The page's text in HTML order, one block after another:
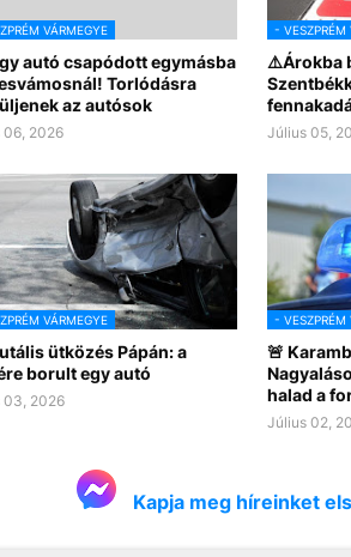
VÁRMEGYE
autó csapódott egymásba
Torlódásra
az autósok
06, 2026
- VESZPRÉM
⚠️Árokba
Július 05,
VÁRMEGYE
ütközés Pápán: a
borult egy autó
03, 2026
- VESZPRÉM
🚨
halad a
Július 02,
Kapja meg híreinket